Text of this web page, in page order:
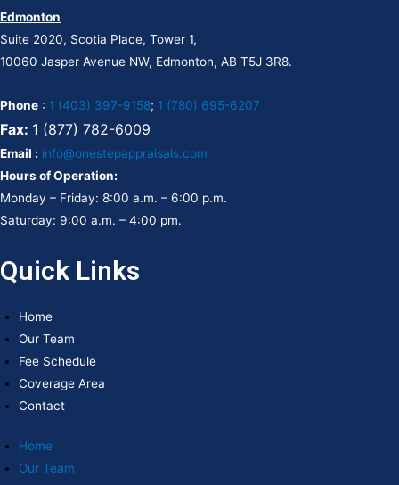
Edmonton
Suite 2020, Scotia Place, Tower 1,
10060 Jasper Avenue NW, Edmonton, AB T5J 3R8.
Phone : 1 (403) 397-9158; 1 (780) 695-6207
Fax: 1 (877) 782-6009
Email : info@onestepappraisals.com
Hours of Operation:
Monday – Friday: 8:00 a.m. – 6:00 p.m.
Saturday: 9:00 a.m. – 4:00 pm.
Quick Links
Home
Our Team
Fee Schedule
Coverage Area
Contact
Home
Our Team